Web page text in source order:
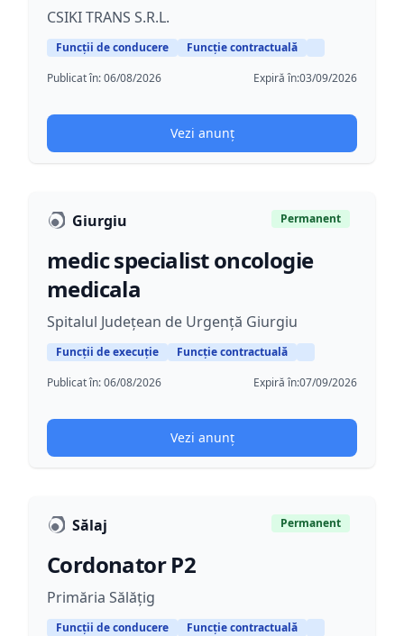
CSIKI TRANS S.R.L.
Funcții de conducere
Funcție contractuală
Publicat în:06/08/2026 Expiră în:03/09/2026
Vezi anunț
Giurgiu Permanent
medic specialist oncologie
medicala
Spitalul Județean de Urgență Giurgiu
Funcții de execuție
Funcție contractuală
Publicat în:06/08/2026 Expiră în:07/09/2026
Vezi anunț
Sălaj Permanent
Cordonator P2
Primăria Sălățig
Funcții de conducere
Funcție contractuală